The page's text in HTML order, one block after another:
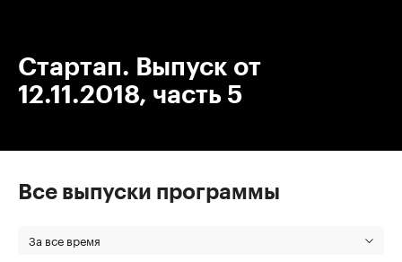
Стартап. Выпуск от
12.11.2018, часть 5
Все выпуски программы
За все время